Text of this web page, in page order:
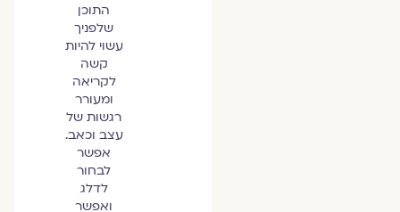
התוכן
שלפניך
עשוי להיות
קשה
לקריאה
ומעורר
רגשות של
עצב וכאב.
אפשר
לבחור
לדלג
ואפשר